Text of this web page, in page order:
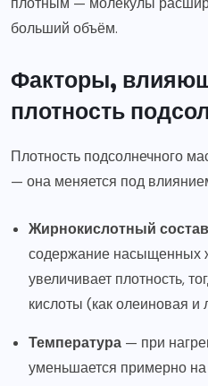
больший объём.
Факторы,
плотность
Плотность подсолнечного
— она меняется под
Жирнокислотный состав
содержание насыщенных
увеличивает плотность,
кислоты (как олеиновая
Температура — при
уменьшается примерно